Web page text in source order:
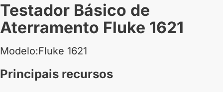
Testador Básico de
Aterramento Fluke 1621
Modelo:Fluke 1621
Principais recursos